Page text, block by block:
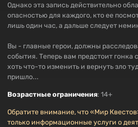
Однако эта запись действительно
опасностью для каждого, кто ее
лишь один час, а дальше следует
Вы - главные герои, должны
события. Теперь вам предстоит гонка
хоть что-то изменить и вернуть зло
пришло...
Возрастные ограничения: 14+
Обратите внимание, что «Мир
только информационные услуги о